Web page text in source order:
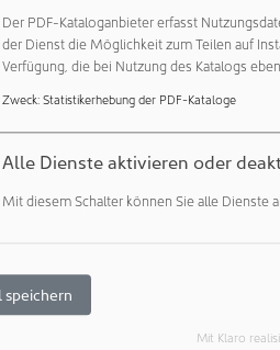
beinhaltet daher spezielle
der Produktionsstätte in
weiter ausbauen. Zeitgleich
Dienstleister Mikroclean
Unternehmensprofil zeigen
Veröffentlichungen: Weitere
Der PDF-Kataloganbieter erfasst
der Dienst die Möglichkeit zum Teilen auf
Verfügung, die bei Nutzung des Katalogs
Zweck: Statistikerhebung der PDF-Kataloge
Alle Dienste aktivieren oder
Mit diesem Schalter können Sie alle Dienste
speichern
Mit Klaro